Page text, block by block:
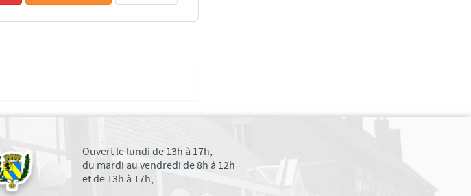
Ouvert le lundi de 13h à 17h,
du mardi au vendredi de 8h à 12h
et de 13h à 17h,